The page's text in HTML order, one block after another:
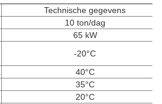
Technische gegevens
10 ton/dag
65 kW
-20°C
40°C
35°C
20°C